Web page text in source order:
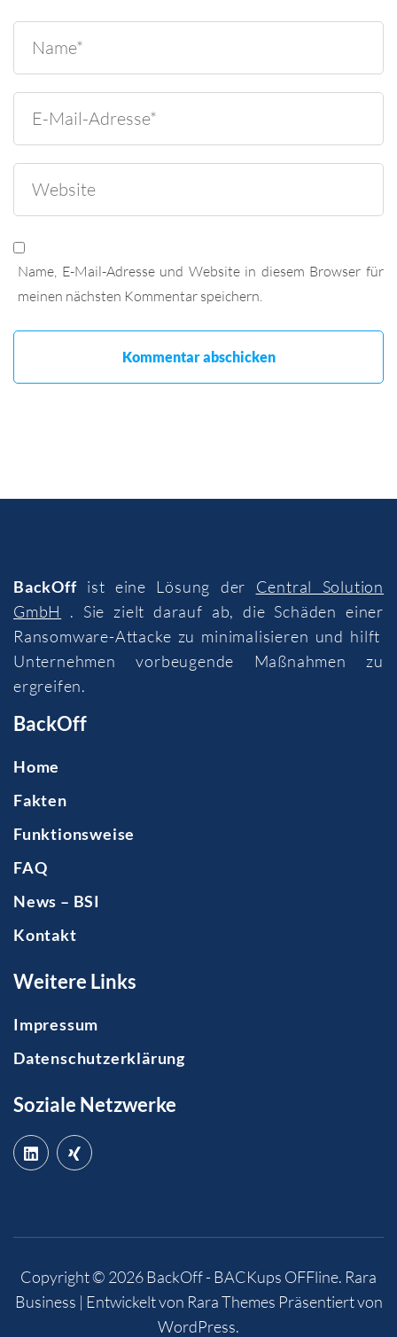
Name, E-Mail-Adresse und Website in diesem Browser für
meinen nächsten Kommentar speichern.
BackOffist eine Lösung der Central Solution
GmbH
. Sie zielt darauf ab, die Schäden einer
Ransomware-Attacke zu minimalisieren und hilft
Unternehmen vorbeugende Maßnahmen zu
ergreifen.
BackOff
Home
Fakten
Funktionsweise
FAQ
News – BSI
Kontakt
Weitere Links
Impressum
Datenschutzerklärung
Soziale Netzwerke
Copyright © 2026BackOff - BACKups OFFline. Rara
Business | Entwickelt von Rara Themes Präsentiert von
WordPress.